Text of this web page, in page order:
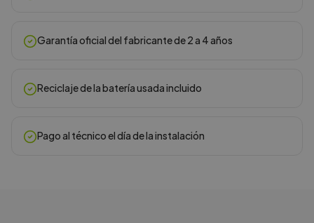
Garantía oficial del fabricante de 2 a 4 años
Reciclaje de la batería usada incluido
Pago al técnico el día de la instalación